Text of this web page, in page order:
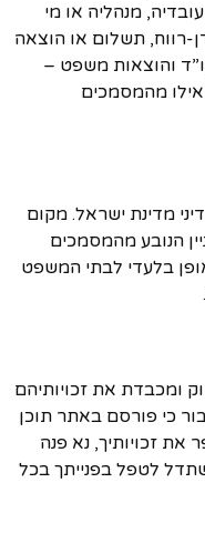
מנהליה או מי
רווח, תשלום או הוצאה
והוצאות משפט –
מהמסמכים
מדינת ישראל. מקום
הנובע מהמסמכים
בלעדי לבתי המשפט
ומכבדת את זכויותיהם
כי פורסם באתר תוכן
זכויותיך, נא פנה
לטפל בפנייתך בכל